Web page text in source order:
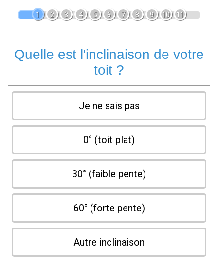
1 2 3 4 5 6 7 8 9 10 11
Quelle est l'inclinaison de votre
toit ?
Je ne sais pas
0° (toit plat)
30° (faible pente)
60° (forte pente)
Autre inclinaison